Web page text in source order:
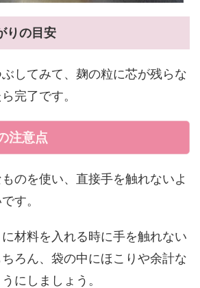
りの目安
してみて、麹の粒に芯が残らな
完了です。
注意点
のを使い、直接手を触れないよ
す。
材料を入れる時に手を触れない
ろん、袋の中にほこりや余計な
にしましょう。